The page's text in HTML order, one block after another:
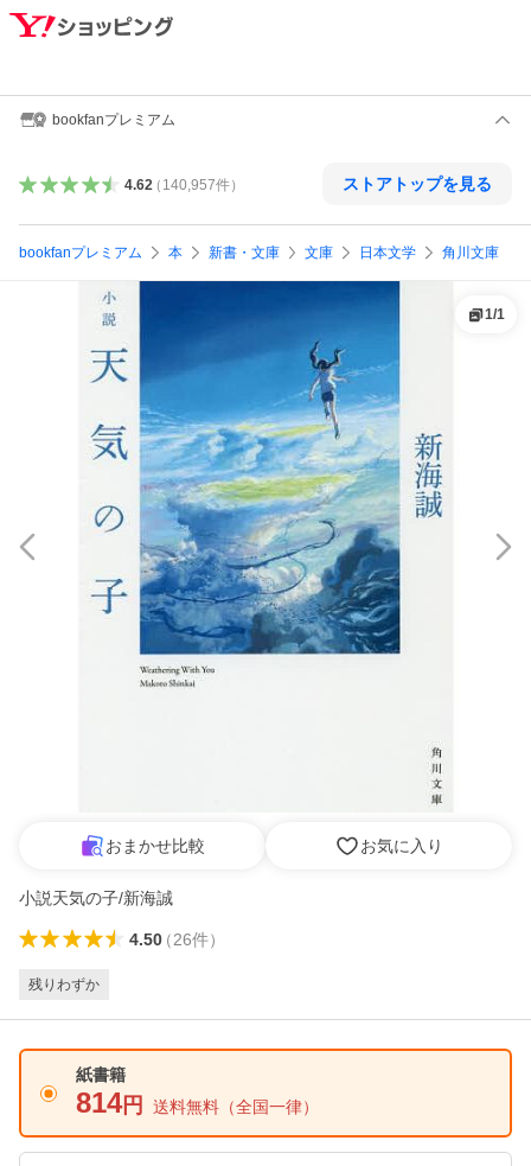
bookfanプレミアム
4.62（ 140,957件） ストアトップを見る
bookfanプレミアム 本 新書・文庫 文庫 日本文学 角川文庫
1/1
おまかせ比較 お気に入り
小説天気の子/新海誠
4.50（26件）
残りわずか
紙書籍
814円 送料無料 （全国一律）